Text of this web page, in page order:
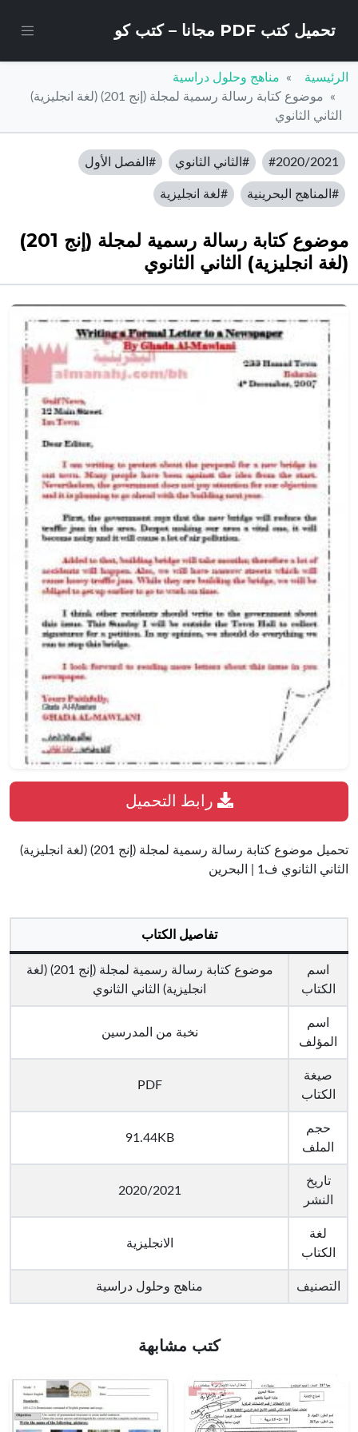
تحميل كتب PDF مجانا – كتب كو
الرئيسية
مناهج وحلول دراسية
موضوع كتابة رسالة رسمية لمجلة (إنج 201) (لغة انجليزية)
الثاني الثانوي
#2020/2021 #الثاني الثانوي #الفصل الأول
#المناهج البحرينية #لغة انجليزية
موضوع كتابة رسالة رسمية لمجلة (إنج 201)
(لغة انجليزية) الثاني الثانوي
تحميل موضوع كتابة رسالة رسمية لمجلة (إنج 201) (لغة انجليزية)
الثاني الثانوي ف1 | البحرين
تفاصيل الكتاب
اسم
الكتاب
موضوع كتابة رسالة رسمية لمجلة (إنج 201) (لغة
انجليزية) الثاني الثانوي
اسم
المؤلف
نخبة من المدرسين
صيغة
الكتاب
PDF
حجم
الملف
91.44KB
تاريخ
النشر
2020/2021
لغة
الكتاب
الانجليزية
التصنيف مناهج وحلول دراسية
كتب مشابهة